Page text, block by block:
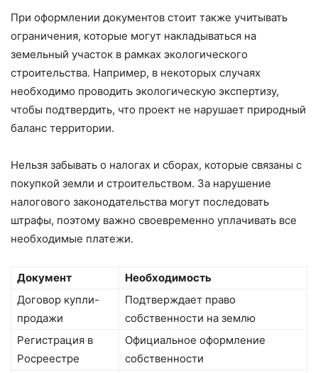
При оформлении документов стоит также учитывать
ограничения, которые могут накладываться на
земельный участок в рамках экологического
строительства. Например, в некоторых случаях
необходимо проводить экологическую экспертизу,
чтобы подтвердить, что проект не нарушает природный
баланс территории.
Нельзя забывать о налогах и сборах, которые связаны с
покупкой земли и строительством. За нарушение
налогового законодательства могут последовать
штрафы, поэтому важно своевременно уплачивать все
необходимые платежи.
Документ
Необходимость
Договор купли-
продажи
Подтверждает право
собственности на землю
Регистрация в
Росреестре
Официальное оформление
собственности